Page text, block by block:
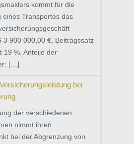
kommt für die
eines Transportes das
3 900 000,00 €, Beitragssatz
19 %. Anteile der
[…]
bei
der verschiedenen
nimmt ihren
bei der Abgrenzung von